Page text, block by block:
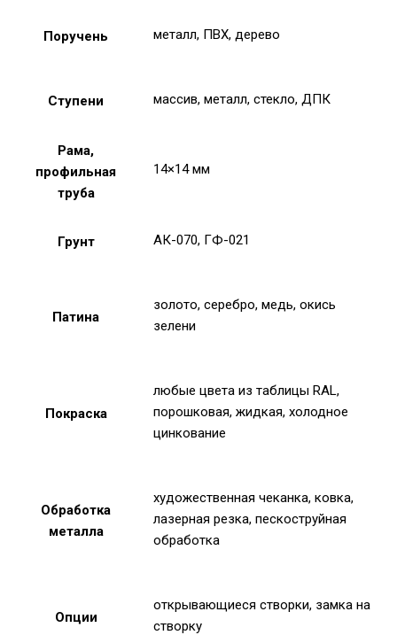
Поручень металл, ПВХ, дерево
Ступени массив, металл, стекло, ДПК
Рама,
профильная
труба
14×14 мм
Грунт АК-070, ГФ-021
Патина
золото, серебро, медь, окись
зелени
Покраска
любые цвета из таблицы RAL,
порошковая, жидкая, холодное
цинкование
Обработка
металла
художественная чеканка, ковка,
лазерная резка, пескоструйная
обработка
Опции
открывающиеся створки, замка на
створку